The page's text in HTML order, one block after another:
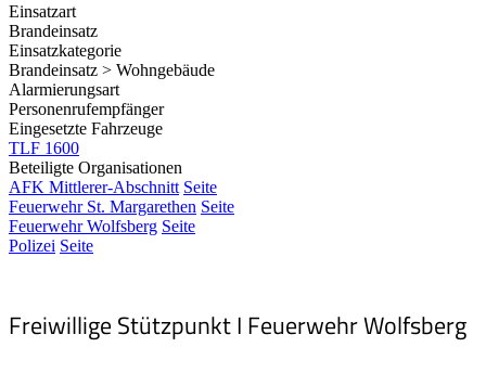
Einsatzart
Brandeinsatz
Einsatzkategorie
Brandeinsatz > Wohngebäude
Alarmierungsart
Personenrufempfänger
Eingesetzte Fahrzeuge
TLF 1600
Beteiligte Organisationen
AFK Mittlerer-Abschnitt Seite
Feuerwehr St. Margarethen Seite
Feuerwehr Wolfsberg Seite
Polizei Seite
Freiwillige Stützpunkt I Feuerwehr Wolfsberg